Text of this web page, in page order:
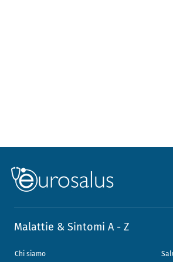
Malattie & Sintomi A - Z
Chi siamo